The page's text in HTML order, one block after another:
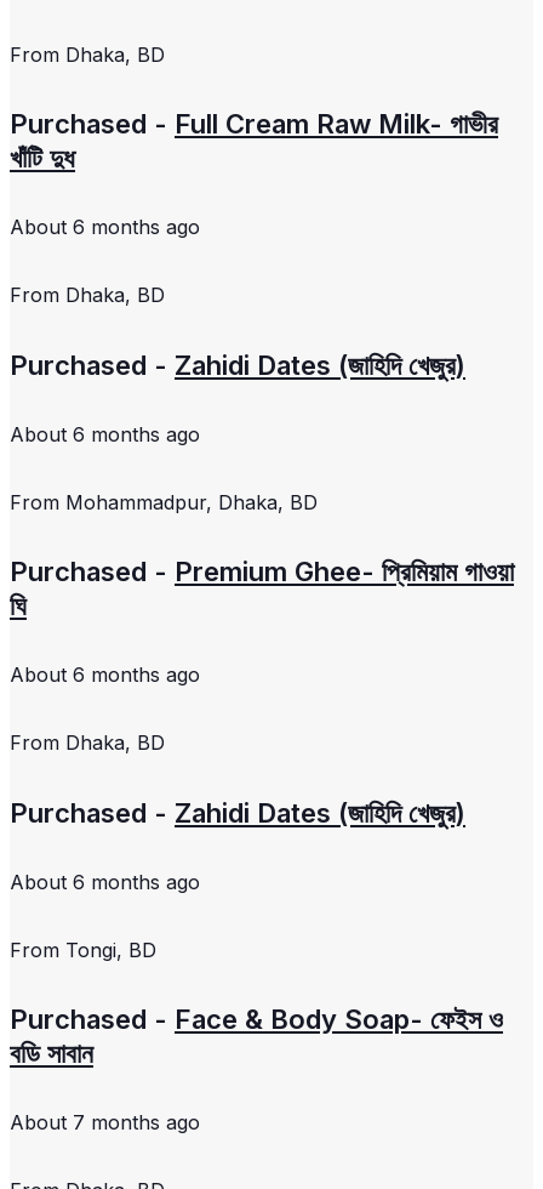
From Dhaka, BD
Purchased - Full Cream Raw Milk- গাভীর
খাঁটি দুধ
About 6 months ago
From Dhaka, BD
Purchased - Zahidi Dates (জাহিদি খেজুর)
About 6 months ago
From Mohammadpur, Dhaka, BD
Purchased - Premium Ghee- প্রিমিয়াম গাওয়া
ঘি
About 6 months ago
From Dhaka, BD
Purchased - Zahidi Dates (জাহিদি খেজুর)
About 6 months ago
From Tongi, BD
Purchased - Face & Body Soap- ফেইস ও
বডি সাবান
About 7 months ago